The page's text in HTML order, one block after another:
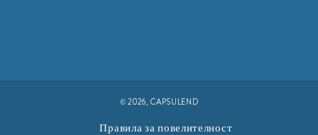
© 2026,CAPSULEND
Правила за повелителност